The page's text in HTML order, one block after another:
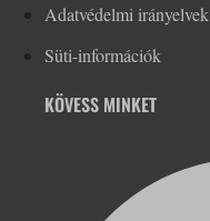
Adatvédelmi irányelvek
Süti-információk
KÖVESS MINKET